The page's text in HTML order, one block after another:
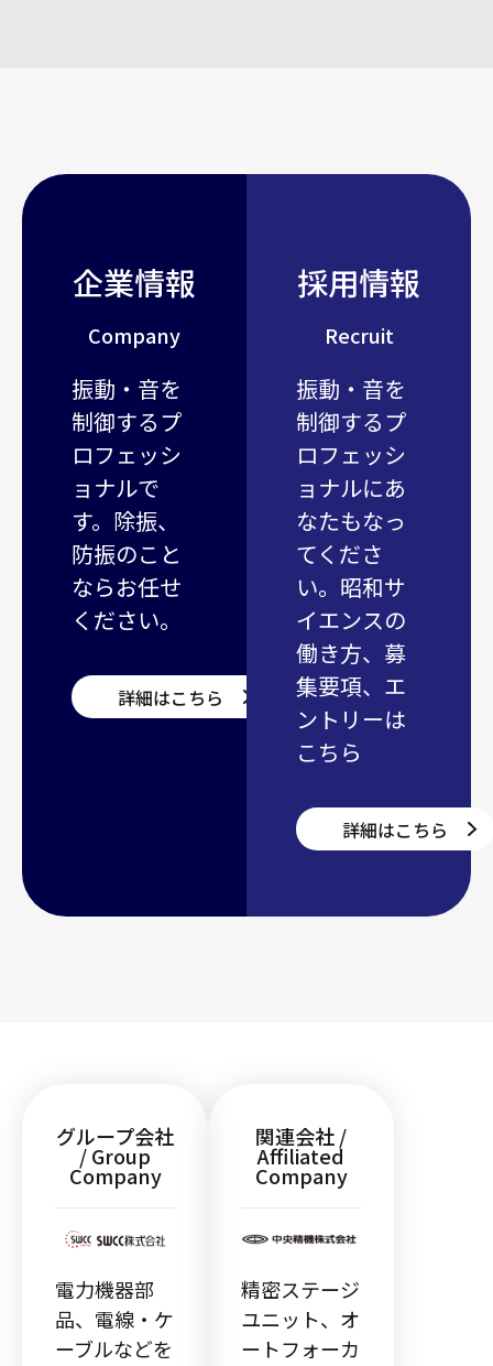
企業情報
Company
振動・音を
制御するプ
ロフェッシ
ョナルで
す。除振、
防振のこと
ならお任せ
ください。
詳細はこちら
採用情報
Recruit
振動・音を
制御するプ
ロフェッシ
ョナルにあ
なたもなっ
てくださ
い。昭和サ
イエンスの
働き方、募
集要項、エ
ントリーは
こちら
詳細はこちら
グループ会社
/ Group
Company
電力機器部
品、電線・ケ
ーブルなどを
関連会社 /
Affiliated
Company
精密ステージ
ユニット、オ
ートフォーカ